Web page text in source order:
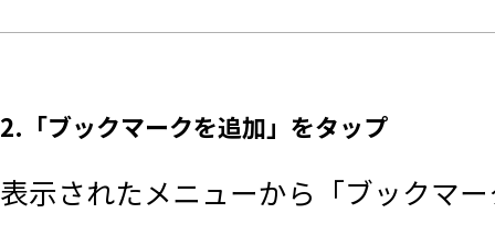
2.「ブックマークを追加」をタップ
表示されたメニューから「ブックマ